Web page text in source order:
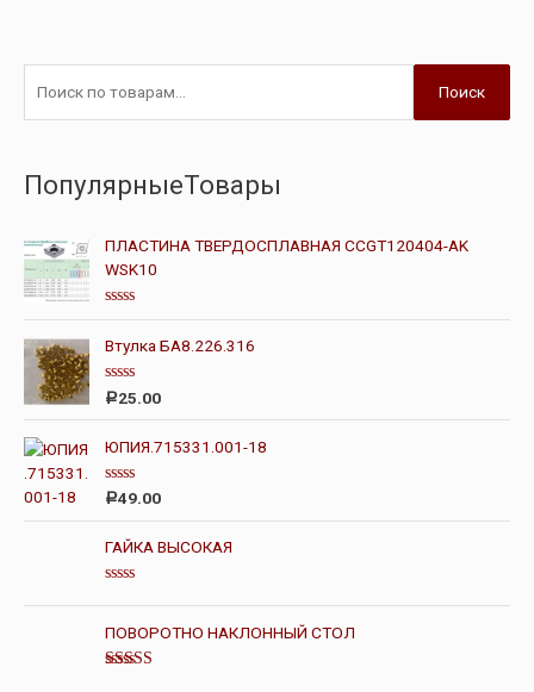
Поиск
ПопулярныеТовары
ПЛАСТИНА ТВЕРДОСПЛАВНАЯ CCGT120404-AK
WSK10
О
е
н
к
а
з
5
Втулка БА8.226.316
О
е
н
к
а
0
и
з
Р25.00
ЮПИЯ.715331.001-18
О
е
н
к
а
и
5
Р49.00
ГАЙКА ВЫСОКАЯ
ц
е
н
к
ПОВОРОТНО НАКЛОННЫЙ СТОЛ